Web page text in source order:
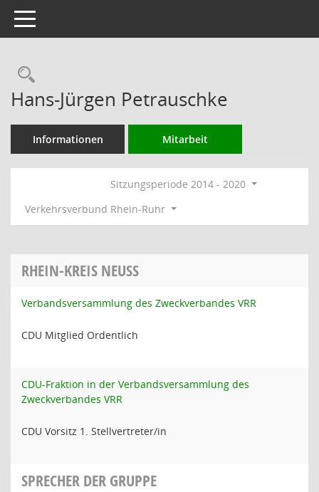
Toggle navigation
Rechercheauswahl
Hans-Jürgen Petrauschke
Informationen Mitarbeit
Sitzungsperiode 2014 - 2020
Verkehrsverbund Rhein-Ruhr
RHEIN-KREIS NEUSS
Verbandsversammlung des Zweckverbandes VRR
CDU Mitglied Ordentlich
CDU-Fraktion in der Verbandsversammlung des
Zweckverbandes VRR
CDU Vorsitz 1. Stellvertreter/in
SPRECHER DER GRUPPE